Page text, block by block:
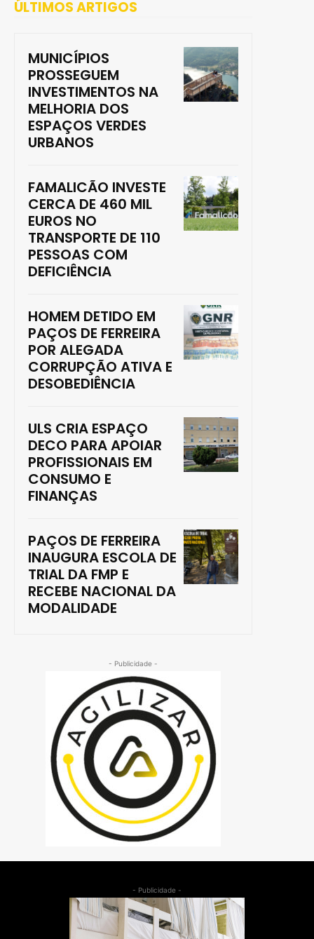
ÚLTIMOS ARTIGOS
MUNICÍPIOS
PROSSEGUEM
INVESTIMENTOS NA
MELHORIA DOS
ESPAÇOS VERDES
URBANOS
FAMALICÃO INVESTE
CERCA DE 460 MIL
EUROS NO
TRANSPORTE DE 110
PESSOAS COM
DEFICIÊNCIA
HOMEM DETIDO EM
PAÇOS DE FERREIRA
POR ALEGADA
CORRUPÇÃO ATIVA E
DESOBEDIÊNCIA
ULS CRIA ESPAÇO
DECO PARA APOIAR
PROFISSIONAIS EM
CONSUMO E
FINANÇAS
PAÇOS DE FERREIRA
INAUGURA ESCOLA DE
TRIAL DA FMP E
RECEBE NACIONAL DA
MODALIDADE
- Publicidade -
- Publicidade -